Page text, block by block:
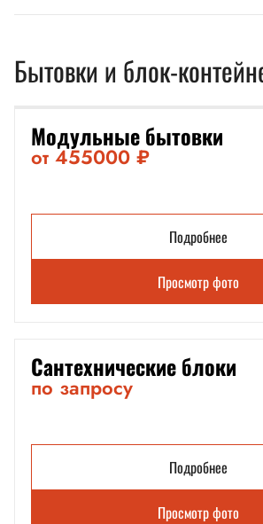
Бытовки и блок-
Модульные бытовки
от 455000 ₽
Подробнее
Просмотр фото
Сантехнические блоки
по запросу
Подробнее
Просмотр фото